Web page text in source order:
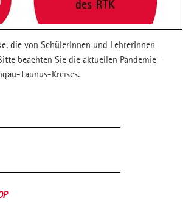
die von SchülerInnen und LehrerInnen
beachten Sie die aktuellen Pandemie-
Taunus-Kreises.